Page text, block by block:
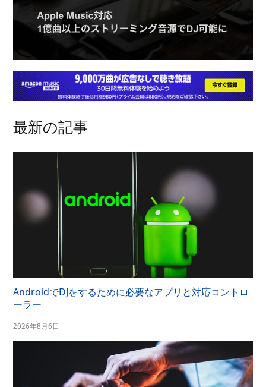
最新の記事
AndroidでDJをするために必要なアプリと対応コントロ
ーラー
2026年8月6日